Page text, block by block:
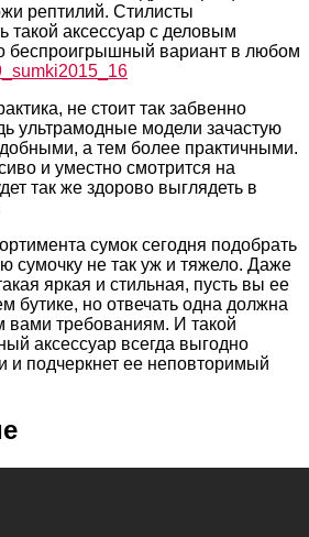
рептилий. Стилисты
такой аксессуар с деловым
беспроигрышный вариант в любом
не стоит так забвенно
ультрамодные модели зачастую
а тем более практичными.
и уместно смотрится на
так же здорово выглядеть в
сумок сегодня подобрать
сумочку не так уж и тяжело. Даже
яркая и стильная, пусть вы ее
бутике, но отвечать одна должна
требованиям. И такой
аксессуар всегда выгодно
и подчеркнет ее неповторимый